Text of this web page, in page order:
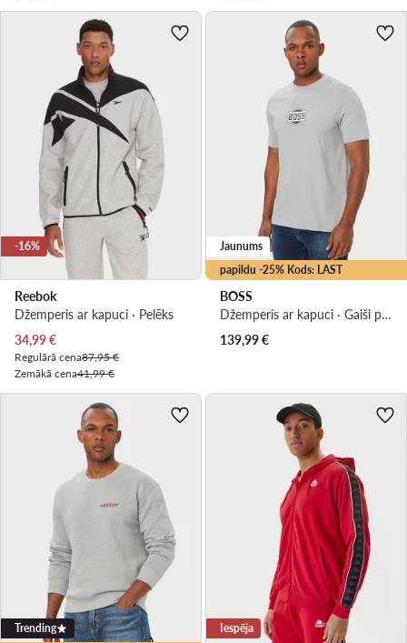
-16%
Reebok
Džemperis ar kapuci · Pelēks
Pašreizējā cena
34,99€
Regulārā cena87,95 €
Zemākā cena41,99 €
papildu -25% Kods: LAST
Jaunums
BOSS
Džemperis ar kapuci · Gaiši pelēka
139,99€
Trending Iespēja